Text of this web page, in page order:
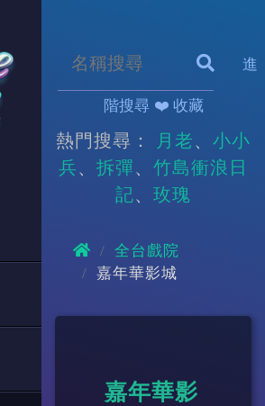
進
階搜尋 ❤️ 收藏
熱門搜尋： 月老
小小
兵
拆彈
竹島衝浪日
記
玫瑰
全台戲院
嘉年華影城
嘉年華影